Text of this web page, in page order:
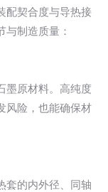
配契合度与导热接
制造质量：
墨原材料。高纯度
风险，也能确保材
套的内外径、同轴